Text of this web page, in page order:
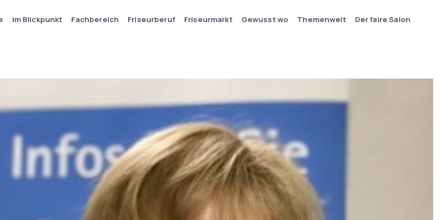
Im Blickpunkt Fachbereich Friseurberuf Friseurmarkt Gewusst wo Themenwelt Der faire Salon